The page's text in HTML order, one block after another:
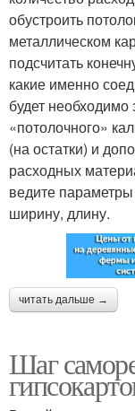
обустроить
металлическом
подсчитать
какие именно
будет необходимо
«потолочного»
(на остатки) и
расходных
ведите
ширину, длину.
читать дальше →
Шаг